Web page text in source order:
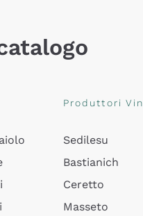
Produttori
Sedilesu
Bastianich
Ceretto
Masseto